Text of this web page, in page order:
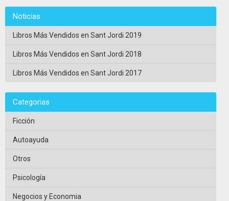
Noticias
Libros Más Vendidos en Sant Jordi 2019
Libros Más Vendidos en Sant Jordi 2018
Libros Más Vendidos en Sant Jordi 2017
Categorias
Ficción
Autoayuda
Otros
Psicología
Negocios y Economia